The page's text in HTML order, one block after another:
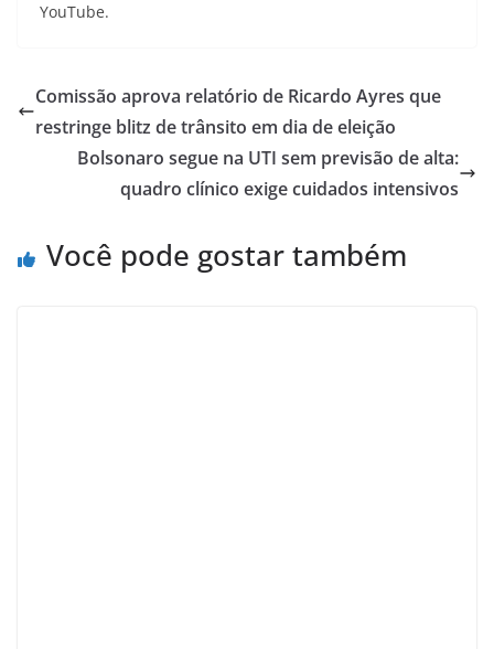
YouTube.
Comissão aprova relatório de Ricardo Ayres que
restringe blitz de trânsito em dia de eleição
Bolsonaro segue na UTI sem previsão de alta:
quadro clínico exige cuidados intensivos
Você pode gostar também